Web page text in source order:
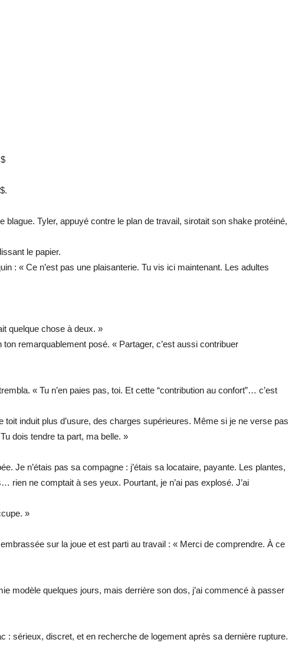
blague. Tyler, appuyé contre le plan de travail, sirotait son shake protéiné,
le papier.
: « Ce n’est pas une plaisanterie. Tu vis ici maintenant. Les adultes
quelque chose à deux. »
ton remarquablement posé. « Partager, c’est aussi contribuer
« Tu n’en paies pas, toi. Et cette “contribution au confort”… c’est
toit induit plus d’usure, des charges supérieures. Même si je ne verse pas
dois tendre ta part, ma belle. »
Je n’étais pas sa compagne : j’étais sa locataire, payante. Les plantes,
rien ne comptait à ses yeux. Pourtant, je n’ai pas explosé. J’ai
»
sur la joue et est parti au travail : « Merci de comprendre. À ce
modèle quelques jours, mais derrière son dos, j’ai commencé à passer
: sérieux, discret, et en recherche de logement après sa dernière rupture.